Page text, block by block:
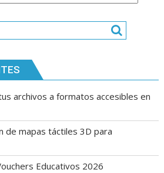
archivos a formatos accesibles en
de mapas táctiles 3D para
Educativos 2026